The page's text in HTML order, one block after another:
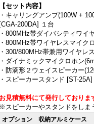
【セット内容】
・キャリングアンプ(100W +
[CGA-200DA] １台
・800MHz帯ダイバシティワイ
・800MHz帯ワイヤレスマイク
・300/800MHz帯兼用ワイヤレ
・ダイナミックマイクロホン
・防滴形２ウェイスピーカー
・スピーカースタンド [ST-
お見積無料にて発行しており
※スピーカーやスタンドをしま
オプション 収納アルミケース